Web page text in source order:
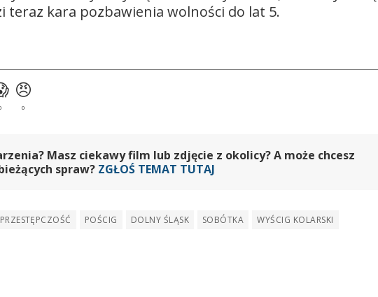
teraz kara pozbawienia wolności do lat 5.
Masz ciekawy film lub zdjęcie z okolicy? A może chcesz
spraw? ZGŁOŚ TEMAT TUTAJ
PRZESTĘPCZOŚĆ POŚCIG DOLNY ŚLĄSK SOBÓTKA
WYŚCIG KOLARSKI